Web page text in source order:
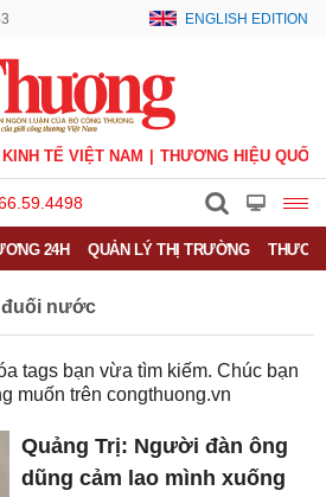
ENGLISH EDITION
KINH TẾ VIỆT NAM THƯƠNG HIỆU QUỐC
24H QUẢN LÝ THỊ TRƯỜNG
nước
tags bạn vừa tìm kiếm. Chúc bạn
muốn trên congthuong.vn
Quảng Trị: Người đàn ông
dũng cảm lao mình xuống